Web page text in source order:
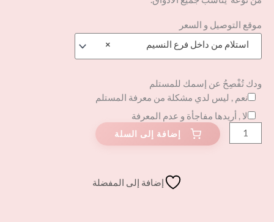
موقع التوصيل و السعر
×
استلام من داخل فرع النسيم
ودك تُفْصِحُ عن إسمك للمستلم
نعم , ليس لدي مشكلة من معرفة المستلم
لا , أريدها مفاجأة و عدم المعرفة
إضافة إلى المفضلة